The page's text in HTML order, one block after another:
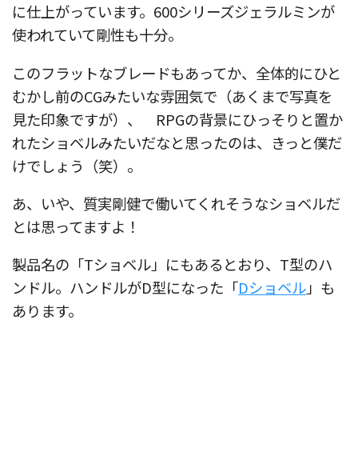
に仕上がっています。600シリーズジェラルミンが
使われていて剛性も十分。
このフラットなブレードもあってか、全体的にひと
むかし前のCGみたいな雰囲気で（あくまで写真を
見た印象ですが）、 RPGの背景にひっそりと置か
れたショベルみたいだなと思ったのは、きっと僕だ
けでしょう（笑）。
あ、いや、質実剛健で働いてくれそうなショベルだ
とは思ってますよ！
製品名の「Tショベル」にもあるとおり、T型のハ
ンドル。ハンドルがD型になった「Dショベル」も
あります。